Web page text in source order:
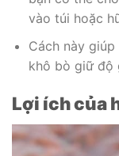
vào túi hoặc
Cách này
khô bò giữ độ
Lợi ích của